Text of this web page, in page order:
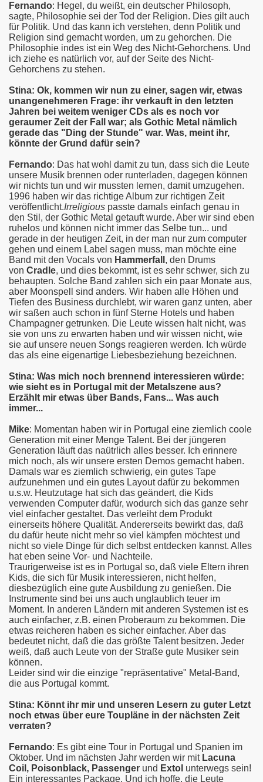
Fernando: Hegel, du weißt, ein deutscher Philosoph,
sagte, Philosophie sei der Tod der Religion. Dies gilt auch
für Politik. Und das kann ich verstehen, denn Politik und
Religion sind gemacht worden, um zu gehorchen. Die
Philosophie indes ist ein Weg des Nicht-Gehorchens. Und
ich ziehe es natürlich vor, auf der Seite des Nicht-
Gehorchens zu stehen.
Stina: Ok, kommen wir nun zu einer, sagen wir, etwas
unangenehmeren Frage: ihr verkauft in den letzten
Jahren bei weitem weniger CDs als es noch vor
geraumer Zeit der Fall war; als Gothic Metal nämlich
gerade das "Ding der Stunde" war. Was, meint ihr,
könnte der Grund dafür sein?
Fernando: Das hat wohl damit zu tun, dass sich die Leute
unsere Musik brennen oder runterladen, dagegen können
wir nichts tun und wir mussten lernen, damit umzugehen.
1996 haben wir das richtige Album zur richtigen Zeit
veröffentlicht.Irreligious passte damals einfach genau in
den Stil, der Gothic Metal getauft wurde. Aber wir sind eben
ruhelos und können nicht immer das Selbe tun... und
gerade in der heutigen Zeit, in der man nur zum computer
gehen und einem Label sagen muss, man möchte eine
Band mit den Vocals von Hammerfall , den Drums
von Cradle, und dies bekommt, ist es sehr schwer, sich zu
behaupten. Solche Band zahlen sich ein paar Monate aus,
aber Moonspell sind anders. Wir haben alle Höhen und
Tiefen des Business durchlebt, wir waren ganz unten, aber
wir saßen auch schon in fünf Sterne Hotels und haben
Champagner getrunken. Die Leute wissen halt nicht, was
sie von uns zu erwarten haben und wir wissen nicht, wie
sie auf unsere neuen Songs reagieren werden. Ich würde
das als eine eigenartige Liebesbeziehung bezeichnen.
Stina: Was mich noch brennend interessieren würde:
wie sieht es in Portugal mit der Metalszene aus?
Erzählt mir etwas über Bands, Fans... Was auch
immer...
Mike: Momentan haben wir in Portugal eine ziemlich coole
Generation mit einer Menge Talent. Bei der jüngeren
Generation läuft das naütrlich alles besser. Ich erinnere
mich noch, als wir unsere ersten Demos gemacht haben.
Damals war es ziemlich schwierig, ein gutes Tape
aufzunehmen und ein gutes Layout dafür zu bekommen
u.s.w. Heutzutage hat sich das geändert, die Kids
verwenden Computer dafür, wodurch sich das ganze sehr
viel einfacher gestaltet. Das verleiht dem Produkt
einerseits höhere Qualität. Andererseits bewirkt das, daß
du dafür heute nicht mehr so viel kämpfen möchtest und
nicht so viele Dinge für dich selbst entdecken kannst. Alles
hat eben seine Vor- und Nachteile.
Traurigerweise ist es in Portugal so, daß viele Eltern ihren
Kids, die sich für Musik interessieren, nicht helfen,
diesbezüglich eine gute Ausbildung zu genießen. Die
Instrumente sind bei uns auch unglaublich teuer im
Moment. In anderen Ländern mit anderen Systemen ist es
auch einfacher, z.B. einen Proberaum zu bekommen. Die
etwas reicheren haben es sicher einfacher. Aber das
bedeutet nicht, daß die das größte Talent besitzen. Jeder
weiß, daß auch Leute von der Straße gute Musiker sein
können.
Leider sind wir die einzige "repräsentative" Metal-Band,
die aus Portugal kommt.
Stina: Könnt ihr mir und unseren Lesern zu guter Letzt
noch etwas über eure Toupläne in der nächsten Zeit
verraten?
Fernando: Es gibt eine Tour in Portugal und Spanien im
Oktober. Und im nächsten Jahr werden wir mit Lacuna
Coil, Poisonblack, Passenger und Extol unterwegs sein!
Ein interessantes Package. Und ich hoffe, die Leute